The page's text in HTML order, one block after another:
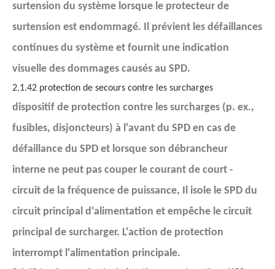
surtension du système lorsque le protecteur de
surtension est endommagé. Il prévient les défaillances
continues du système et fournit une indication
visuelle des dommages causés au SPD.
2.1.42 protection de secours contre les surcharges
dispositif de protection contre les surcharges (p. ex.,
fusibles, disjoncteurs) à l'avant du SPD en cas de
défaillance du SPD et lorsque son débrancheur
interne ne peut pas couper le courant de court -
circuit de la fréquence de puissance, Il isole le SPD du
circuit principal d'alimentation et empêche le circuit
principal de surcharger. L'action de protection
interrompt l'alimentation principale.